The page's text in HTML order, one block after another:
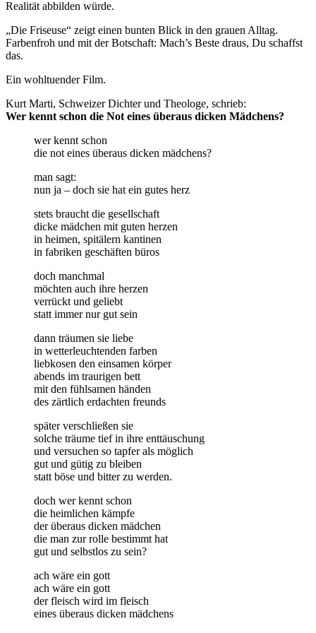
Realität abbilden würde.
„Die Friseuse“ zeigt einen bunten Blick in den grauen Alltag.
Farbenfroh und mit der Botschaft: Mach’s Beste draus, Du schaffst
das.
Ein wohltuender Film.
Kurt Marti, Schweizer Dichter und Theologe, schrieb:
Wer kennt schon die Not eines überaus dicken Mädchens?
wer kennt schon
die not eines überaus dicken mädchens?
man sagt:
nun ja – doch sie hat ein gutes herz
stets braucht die gesellschaft
dicke mädchen mit guten herzen
in heimen, spitälern kantinen
in fabriken geschäften büros
doch manchmal
möchten auch ihre herzen
verrückt und geliebt
statt immer nur gut sein
dann träumen sie liebe
in wetterleuchtenden farben
liebkosen den einsamen körper
abends im traurigen bett
mit den fühlsamen händen
des zärtlich erdachten freunds
später verschließen sie
solche träume tief in ihre enttäuschung
und versuchen so tapfer als möglich
gut und gütig zu bleiben
statt böse und bitter zu werden.
doch wer kennt schon
die heimlichen kämpfe
der überaus dicken mädchen
die man zur rolle bestimmt hat
gut und selbstlos zu sein?
ach wäre ein gott
ach wäre ein gott
der fleisch wird im fleisch
eines überaus dicken mädchens